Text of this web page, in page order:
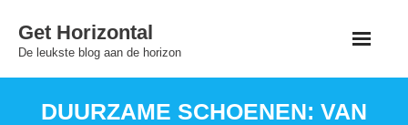
Get Horizontal
De leukste blog aan de horizon
DUURZAME SCHOENEN: VAN